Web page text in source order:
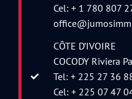
Cel: + 1 780 807
CÔTE D’IVOIRE
COCODY Riviera
Tel: + 225 27 36
Cel: + 225 07 47